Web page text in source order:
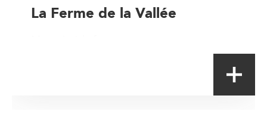
La Ferme de la Vallée